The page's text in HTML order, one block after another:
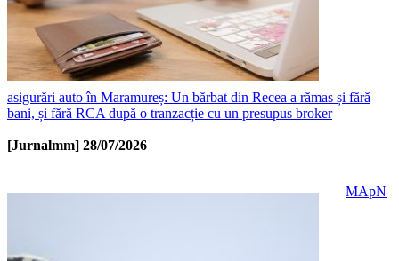
asigurări auto în Maramureș: Un bărbat din Recea a rămas și fără
bani, și fără RCA după o tranzacție cu un presupus broker
[Jurnalmm] 28/07/2026
MApN